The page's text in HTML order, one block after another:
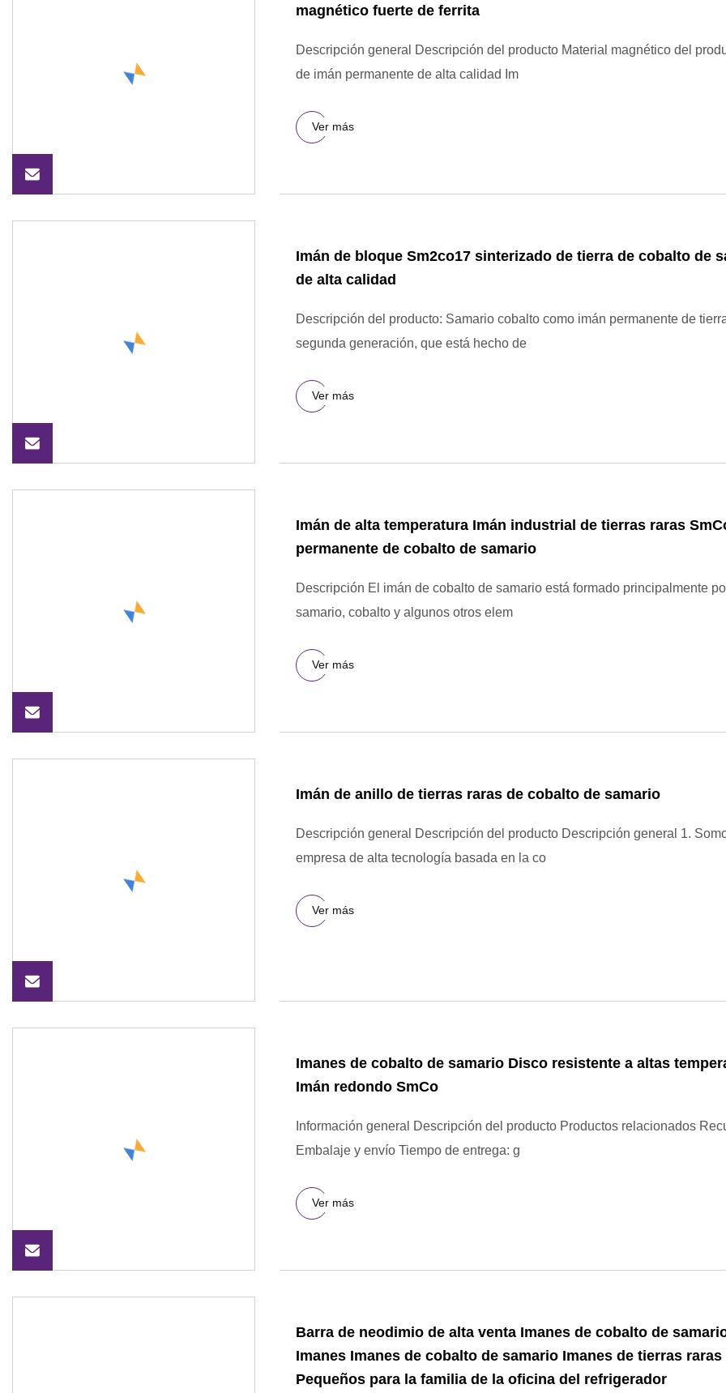
magnético fuerte de ferrita
Descripción general Descripción del producto Material magnético del
de imán permanente de alta calidad Im
Ver más
Imán de bloque Sm2co17 sinterizado de tierra de cobalto de
de alta calidad
Descripción del producto: Samario cobalto como imán permanente de
segunda generación, que está hecho de
Ver más
Imán de alta temperatura Imán industrial de tierras raras
permanente de cobalto de samario
Descripción El imán de cobalto de samario está formado principalmente
samario, cobalto y algunos otros elem
Ver más
Imán de anillo de tierras raras de cobalto de samario
Descripción general Descripción del producto Descripción general 1.
empresa de alta tecnología basada en la co
Ver más
Imanes de cobalto de samario Disco resistente a altas
Imán redondo SmCo
Información general Descripción del producto Productos relacionados
Embalaje y envío Tiempo de entrega: g
Ver más
Barra de neodimio de alta venta Imanes de cobalto de
Imanes Imanes de cobalto de samario Imanes de tierras raras
Pequeños para la familia de la oficina del refrigerador